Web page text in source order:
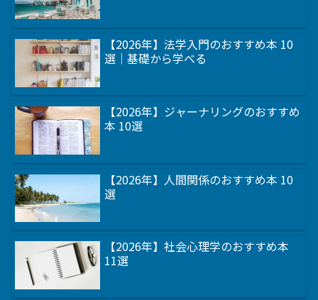
【2026年】法学入門のおすすめ本 10
選｜基礎から学べる
【2026年】ジャーナリングのおすすめ
本 10選
【2026年】人間関係のおすすめ本 10
選
【2026年】社会心理学のおすすめ本
11選